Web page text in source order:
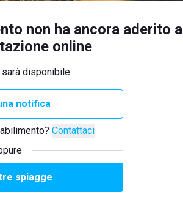
non ha ancora aderito al
online
sarà disponibile
notifica
Contattaci
spiagge